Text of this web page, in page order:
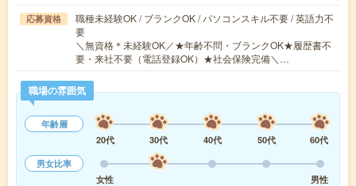
応募資格
職種未経験OK / ブランクOK / パソコンスキル不要 / 英語力不
要
＼無資格＊未経験OK／★年齢不問・ブランクOK★履歴書不
要・来社不要（電話登録OK）★社会保険完備＼…
職場の雰囲気
年齢層
20代
30代 40代 50代
60代
男女比率
女性
男性